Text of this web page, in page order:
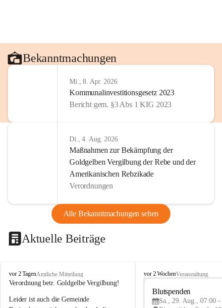
Bekanntmachungen
Mi., 8. Apr. 2026
Kommunalinvestitionsgesetz 2023
Bericht gem. §3 Abs 1 KIG 2023
Di., 4. Aug. 2026
Maßnahmen zur Bekämpfung der
Goldgelben Vergilbung der Rebe und der
Amerikanischen Rebzikade
Verordnungen
Alle Bekanntmachungen sehen
Aktuelle Beiträge
B
r
i
vor 2 TagenAmtliche Mitteilung
Verordnung betr. Goldgelbe Vergilbung!
Leider ist auch die Gemeinde
B
vor 2 WochenVeranstaltung
Blutspenden
Sa., 29. Aug., 07:00 -